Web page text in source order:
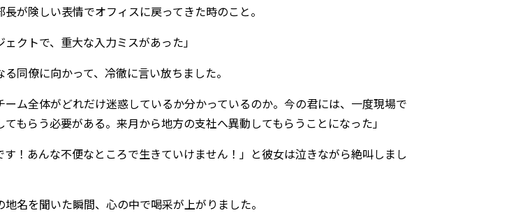
が険しい表情でオフィスに戻ってきた時のこと。
ェクトで、重大な入力ミスがあった」
同僚に向かって、冷徹に言い放ちました。
ーム全体がどれだけ迷惑しているか分かっているのか。今の君には、一度現場で
もらう必要がある。来月から地方の支社へ異動してもらうことになった」
す！あんな不便なところで生きていけません！」と彼女は泣きながら絶叫しまし
地名を聞いた瞬間、心の中で喝采が上がりました。